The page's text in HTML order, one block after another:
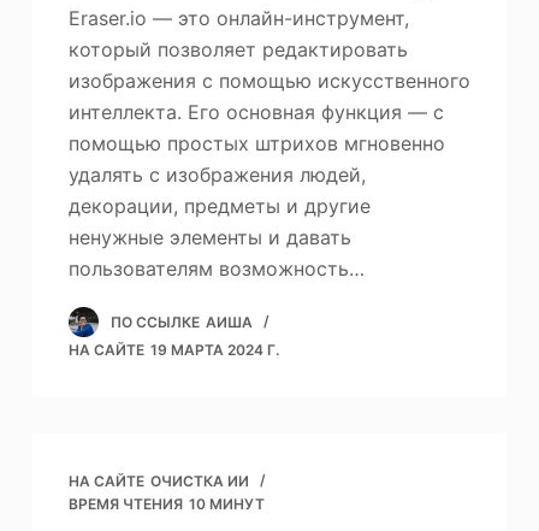
Eraser.io — это онлайн-инструмент,
который позволяет редактировать
изображения с помощью искусственного
интеллекта. Его основная функция — с
помощью простых штрихов мгновенно
удалять с изображения людей,
декорации, предметы и другие
ненужные элементы и давать
пользователям возможность…
ПО ССЫЛКЕ АИША
НА САЙТЕ 19 МАРТА 2024 Г.
НА САЙТЕ ОЧИСТКА ИИ
ВРЕМЯ ЧТЕНИЯ 10 МИНУТ